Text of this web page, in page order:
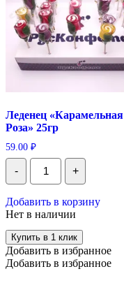
Леденец «Карамельная
Роза» 25гр
59.00 ₽
-
Количество
Леденец
"Карамельная
25гр
+
Добавить в корзину
Нет в наличии
Купить в 1 клик
Добавить в избранное
Добавить в избранное